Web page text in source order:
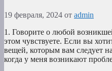
19 февраля, 2024 от admin
1. Говорите о любой
этом чувствуете. Если вы
вещей, которым вам следует
когда у меня возникают